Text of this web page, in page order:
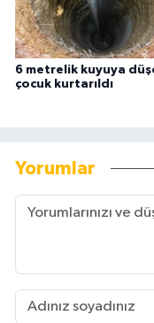
6 metrelik kuyuya
çocuk kurtarıldı
Yorumlar